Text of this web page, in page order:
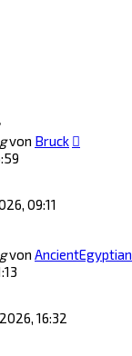
von Bruck
09:11
von AncientEgyptian
16:32